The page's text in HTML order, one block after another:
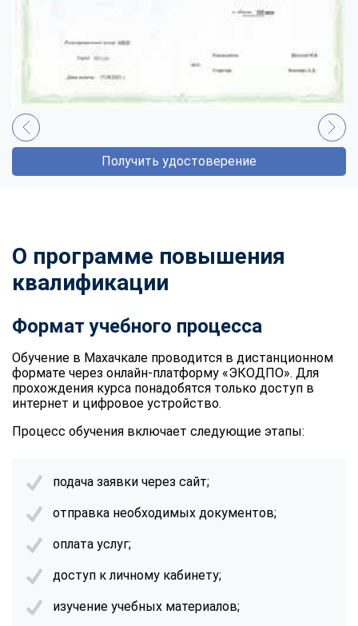
Получить удостоверение
О программе повышения
квалификации
Формат учебного процесса
Обучение в Махачкале проводится в дистанционном
формате через онлайн-платформу «ЭКОДПО». Для
прохождения курса понадобятся только доступ в
интернет и цифровое устройство.
Процесс обучения включает следующие этапы:
подача заявки через сайт;
отправка необходимых документов;
оплата услуг;
доступ к личному кабинету;
изучение учебных материалов;